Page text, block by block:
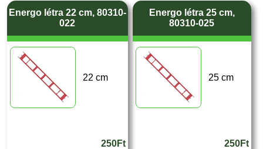
Energo létra 22 cm, 80310-
022
22 cm
250Ft
Energo létra 25 cm,
80310-025
25 cm
250Ft